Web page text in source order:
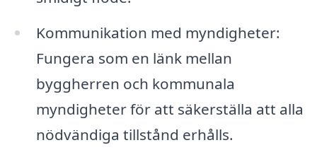
Kommunikation med myndigheter:
Fungera som en länk mellan
byggherren och kommunala
myndigheter för att säkerställa att alla
nödvändiga tillstånd erhålls.